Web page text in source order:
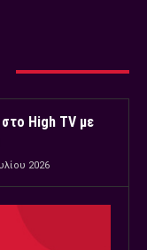
στο High TV με
2026